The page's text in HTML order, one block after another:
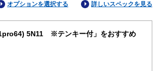
詳しいスペックを見る
オプションを選択する
5N11 ※テンキー付」をおすすめ